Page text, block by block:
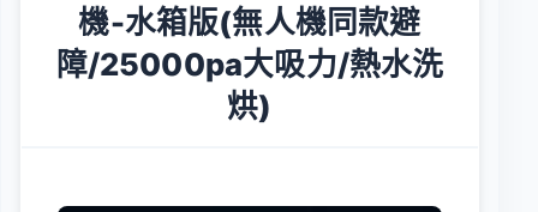
機-水箱版(無人機同款避
障/25000pa大吸力/熱水洗
烘)